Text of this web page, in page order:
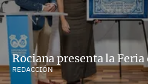
Rociana presenta la
REDACCIÓN